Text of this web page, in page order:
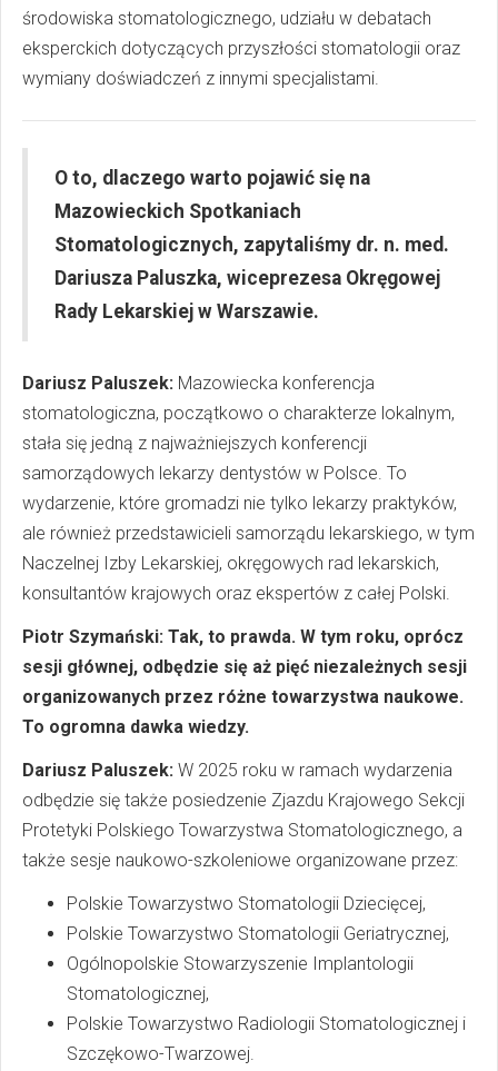
środowiska stomatologicznego, udziału w debatach
eksperckich dotyczących przyszłości stomatologii oraz
wymiany doświadczeń z innymi specjalistami.
O to, dlaczego warto pojawić się na
Mazowieckich Spotkaniach
Stomatologicznych, zapytaliśmy dr. n. med.
Dariusza Paluszka, wiceprezesa Okręgowej
Rady Lekarskiej w Warszawie.
Dariusz Paluszek: Mazowiecka konferencja
stomatologiczna, początkowo o charakterze lokalnym,
stała się jedną z najważniejszych konferencji
samorządowych lekarzy dentystów w Polsce. To
wydarzenie, które gromadzi nie tylko lekarzy praktyków,
ale również przedstawicieli samorządu lekarskiego, w tym
Naczelnej Izby Lekarskiej, okręgowych rad lekarskich,
konsultantów krajowych oraz ekspertów z całej Polski.
Piotr Szymański: Tak, to prawda. W tym roku, oprócz
sesji głównej, odbędzie się aż pięć niezależnych sesji
organizowanych przez różne towarzystwa naukowe.
To ogromna dawka wiedzy.
Dariusz Paluszek: W 2025 roku w ramach wydarzenia
odbędzie się także posiedzenie Zjazdu Krajowego Sekcji
Protetyki Polskiego Towarzystwa Stomatologicznego, a
także sesje naukowo-szkoleniowe organizowane przez:
Polskie Towarzystwo Stomatologii Dziecięcej,
Polskie Towarzystwo Stomatologii Geriatrycznej,
Ogólnopolskie Stowarzyszenie Implantologii
Stomatologicznej,
Polskie Towarzystwo Radiologii Stomatologicznej i
Szczękowo-Twarzowej.